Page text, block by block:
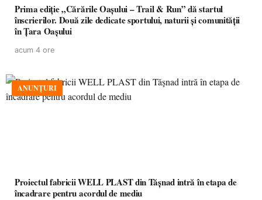
Prima ediție „Cărările Oașului – Trail & Run” dă startul
înscrierilor. Două zile dedicate sportului, naturii și comunității
în Țara Oașului
acum 4 ore
ANUNȚURI
Proiectul fabricii WELL PLAST din Tășnad intră în etapa de
încadrare pentru acordul de mediu